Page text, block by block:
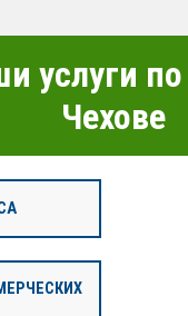
услуги по
Чехове